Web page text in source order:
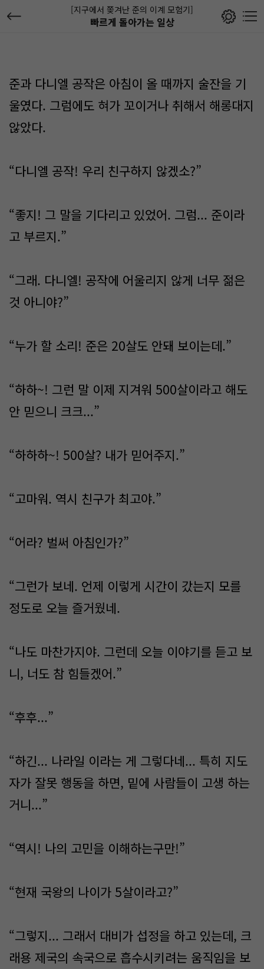
[지구에서 쫒겨난 준의 이계 모험기]
빠르게 돌아가는 일상
준과 다니엘 공작은 아침이 올 때까지 술잔을 기
울였다. 그럼에도 혀가 꼬이거나 취해서 해롱대지
않았다.
“다니엘 공작! 우리 친구하지 않겠소?”
“좋지! 그 말을 기다리고 있었어. 그럼... 준이라
고 부르지.”
“그래. 다니엘! 공작에 어울리지 않게 너무 젊은
것 아니야?”
“누가 할 소리! 준은 20살도 안돼 보이는데.”
“하하~! 그런 말 이제 지겨워 500살이라고 해도
안 믿으니 크크...”
“하하하~! 500살? 내가 믿어주지.”
“고마워. 역시 친구가 최고야.”
“어라? 벌써 아침인가?”
“그런가 보네. 언제 이렇게 시간이 갔는지 모를
정도로 오늘 즐거웠네.
“나도 마찬가지야. 그런데 오늘 이야기를 듣고 보
니, 너도 참 힘들겠어.”
“후후...”
“하긴... 나라일 이라는 게 그렇다네... 특히 지도
자가 잘못 행동을 하면, 밑에 사람들이 고생 하는
거니...”
“역시! 나의 고민을 이해하는구만!”
“현재 국왕의 나이가 5살이라고?”
“그렇지... 그래서 대비가 섭정을 하고 있는데, 크
래용 제국의 속국으로 흡수시키려는 움직임을 보